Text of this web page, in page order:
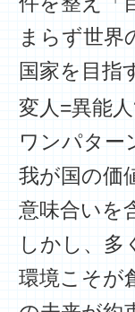
まらず世界
国家を目指
変人=異能
ワンパター
我が国の価
意味合いを
しかし、多
環境こそが